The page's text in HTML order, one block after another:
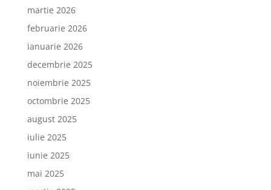
martie 2026
februarie 2026
ianuarie 2026
decembrie 2025
noiembrie 2025
octombrie 2025
august 2025
iulie 2025
iunie 2025
mai 2025